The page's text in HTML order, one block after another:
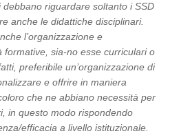
riguardare soltanto i SSD
anche le didattiche disciplinari.
l’organizzazione e
formative, sia-no esse curriculari o
preferibile un’organizzazione di
e offrire in maniera
che ne abbiano necessità per
in questo modo rispondendo
efficacia a livello istituzionale.